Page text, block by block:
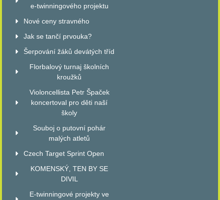
e-twinningového projektu
Nové ceny stravného
Jak se tančí prvouka?
Šerpování žáků devátých tříd
Florbalový turnaj školních
kroužků
Violoncellista Petr Špaček
koncertoval pro děti naší
školy
Souboj o putovní pohár
malých atletů
Czech Target Sprint Open
KOMENSKÝ, TEN BY SE
DIVIL
E-twinningové projekty ve